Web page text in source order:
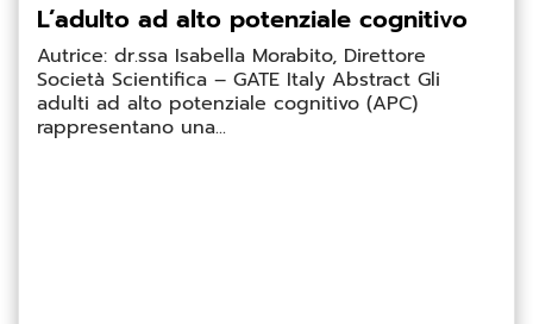
L’adulto ad alto potenziale cognitivo
Autrice: dr.ssa Isabella Morabito, Direttore
Società Scientifica – GATE Italy Abstract Gli
adulti ad alto potenziale cognitivo (APC)
rappresentano una...